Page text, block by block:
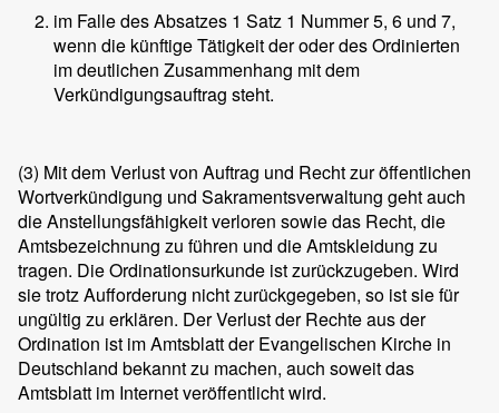
im Falle des Absatzes 1 Satz 1 Nummer 5, 6 und 7,
wenn die künftige Tätigkeit der oder des Ordinierten
im deutlichen Zusammenhang mit dem
Verkündigungsauftrag steht.
(3) Mit dem Verlust von Auftrag und Recht zur öffentlichen
Wortverkündigung und Sakramentsverwaltung geht auch
die Anstellungsfähigkeit verloren sowie das Recht, die
Amtsbezeichnung zu führen und die Amtskleidung zu
tragen. Die Ordinationsurkunde ist zurückzugeben. Wird
sie trotz Aufforderung nicht zurückgegeben, so ist sie für
ungültig zu erklären. Der Verlust der Rechte aus der
Ordination ist im Amtsblatt der Evangelischen Kirche in
Deutschland bekannt zu machen, auch soweit das
Amtsblatt im Internet veröffentlicht wird.